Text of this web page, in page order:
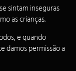
sintam inseguras
as crianças.
e quando
damos permissão a